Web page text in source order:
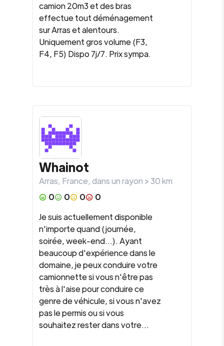
camion 20m3 et des bras
effectue tout déménagement
sur Arras et alentours.
Uniquement gros volume (F3,
F4, F5) Dispo 7j/7. Prix sympa.
Whainot
Arras, France, dans un rayon >30km
0
0 0
0
Je suis actuellement disponible
n'importe quand (journée,
soirée, week-end...). Ayant
beaucoup d'expérience dans le
domaine, je peux conduire votre
camionnette si vous n'être pas
très à l'aise pour conduire ce
genre de véhicule, si vous n'avez
pas le permis ou si vous
souhaitez rester dans votre...